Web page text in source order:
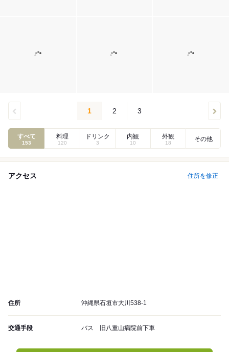
1 2 3
すべて
153
料理
120
ドリンク
3
内観
10
外観
18
その他
アクセス 住所を修正
住所 沖縄県石垣市大川538-1
交通手段 バス 旧八重山病院前下車